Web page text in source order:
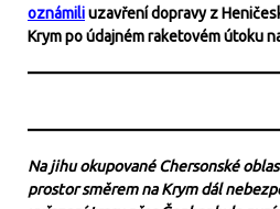
oznámiliuzavření dopravy z
Krym po údajném raketovém útoku
Na jihu okupované Chersonské
prostor směrem na Krym dál